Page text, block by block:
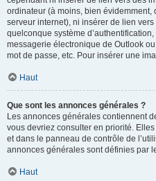
ordinateur (à moins, bien évidemment,
serveur internet), ni insérer de lien
quelconque système
messagerie électronique de Outlook
mot de passe, etc. Pour insérer une
Haut
Que sont les annonces générales ?
Les annonces générales contiennent
vous devriez consulter en priorité.
et dans le panneau de contrôle de
annonces générales sont définies par
Haut